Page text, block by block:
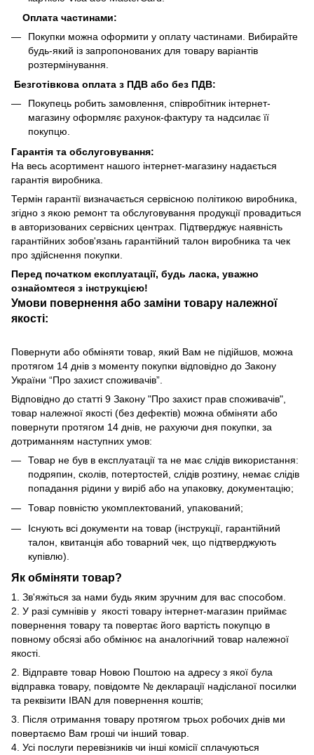
Оплата частинами:
Покупки можна оформити у оплату частинами. Вибирайте
будь-який із запропонованих для товару варіантів
розтермінування.
Безготівкова оплата з ПДВ або без ПДВ:
Покупець робить замовлення, співробітник інтернет-
магазину оформляє рахунок-фактуру та надсилає її
покупцю.
Гарантія та обслуговування:
На весь асортимент нашого інтернет-магазину надається
гарантія виробника.
Термін гарантії визначається сервісною політикою виробника,
згідно з якою ремонт та обслуговування продукції провадиться
в авторизованих сервісних центрах. Підтверджує наявність
гарантійних зобов'язань гарантійний талон виробника та чек
про здійснення покупки.
Перед початком експлуатації, будь ласка, уважно
ознайомтеся з інструкцією!
Умови повернення або заміни товару належної
якості:
Повернути або обміняти товар, який Вам не підійшов, можна
протягом 14 днів з моменту покупки відповідно до Закону
України “Про захист споживачів”.
Відповідно до статті 9 Закону "Про захист прав споживачів",
товар належної якості (без дефектів) можна обміняти або
повернути протягом 14 днів, не рахуючи дня покупки, за
дотриманням наступних умов:
Товар не був в експлуатації та не має слідів використання:
подряпин, сколів, потертостей, слідів розтину, немає слідів
попадання рідини у виріб або на упаковку, документацію;
Товар повністю укомплектований, упакований;
Існують всі документи на товар (інструкції, гарантійний
талон, квитанція або товарний чек, що підтверджують
купівлю).
Як обміняти товар?
1. Зв'яжіться за нами будь яким зручним для вас способом.
2. У разі сумнівів у якості товару інтернет-магазин приймає
повернення товару та повертає його вартість покупцю в
повному обсязі або обмінює на аналогічний товар належної
якості.
2. Відправте товар Новою Поштою на адресу з якої була
відправка товару, повідомте № декларації надісланої посилки
та реквізити IBAN для повернення коштів;
3. Після отримання товару протягом трьох робочих днів ми
повертаємо Вам гроші чи інший товар.
4. Усі послуги перевізників чи інші комісії сплачуються